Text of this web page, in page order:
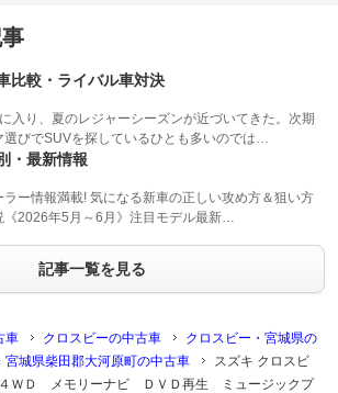
比較・ライバル車対決
入り、夏のレジャーシーズンが近づいてきた。次期
選びでSUVを探しているひとも多いのでは…
・最新情報
ラー情報満載! 気になる新車の正しい攻め方＆狙い方
《2026年5月～6月》注目モデル最新…
記事一覧を見る
車 クロスビーの中古車
クロスビー・宮城県の
宮城県柴田郡大河原町の中古車
スズキ クロスビ
ＷＤ メモリーナビ ＤＶＤ再生 ミュージックプ